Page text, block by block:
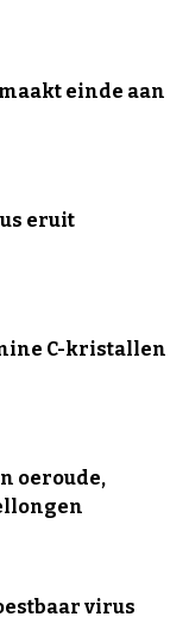
einde aan
eruit
C-kristallen
oeroude,
virus